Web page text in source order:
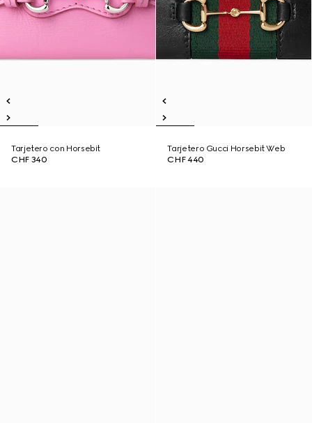
Tarjetero con Horsebit
CHF 340
Tarjetero Gucci Horsebit Web
CHF 440